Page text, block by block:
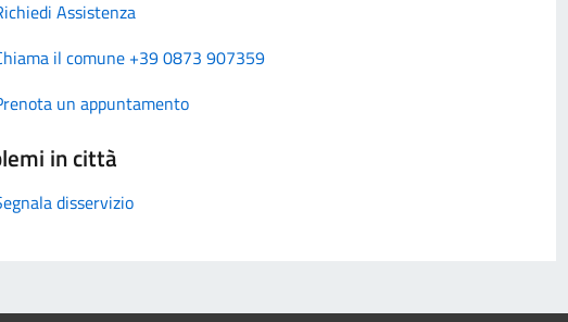
Assistenza
il comune +39 0873 907359
un appuntamento
in città
disservizio